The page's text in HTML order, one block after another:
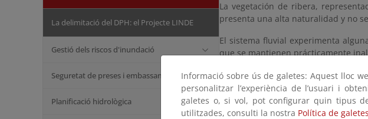
La delimitació del DPH: el Projecte LINDE
Gestió dels riscos d'inundació
Seguretat de preses i embassaments
Planificació hidrològica
La vegetación de ribera,
presenta una alta naturalidad y no
El sistema fluvial experimenta
que se mantienen prácticamente
Informació sobre ús de galetes: Aquest lloc
personalitzar l’experiència de l’usuari i
galetes o, si vol, pot configurar quin tipus
utilitzades, consulti la nostra Política de